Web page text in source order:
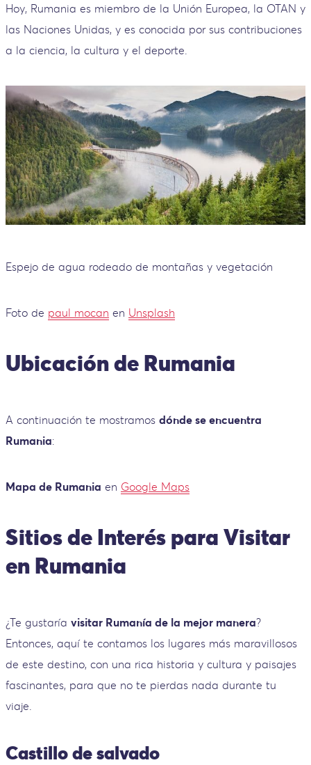
Hoy, Rumania es miembro de la Unión Europea, la OTAN y
las Naciones Unidas, y es conocida por sus contribuciones
a la ciencia, la cultura y el deporte.
Espejo de agua rodeado de montañas y vegetación
Foto de paul mocan en Unsplash
Ubicación de Rumania
A continuación te mostramos dónde se encuentra
Rumania:
Mapa de Rumania en Google Maps
Sitios de Interés para Visitar
en Rumania
¿Te gustaría visitar Rumanía de la mejor manera?
Entonces, aquí te contamos los lugares más maravillosos
de este destino, con una rica historia y cultura y paisajes
fascinantes, para que no te pierdas nada durante tu
viaje.
Castillo de salvado